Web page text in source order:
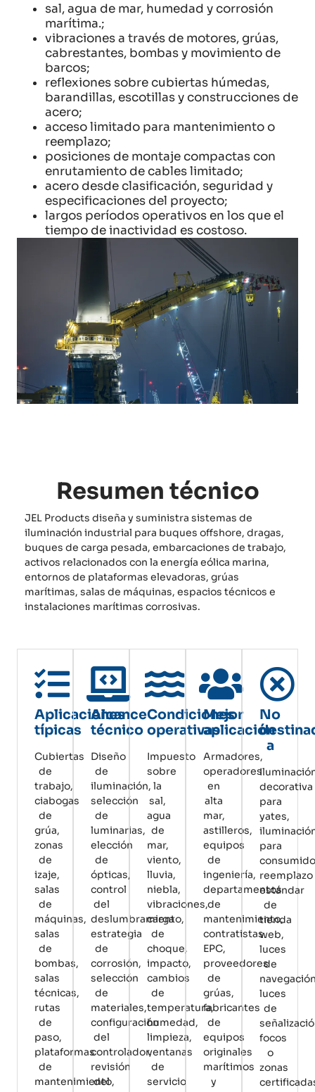
sal, agua de mar, humedad y corrosión
marítima.;
vibraciones a través de motores, grúas,
cabrestantes, bombas y movimiento de
barcos;
reflexiones sobre cubiertas húmedas,
barandillas, escotillas y construcciones de
acero;
acceso limitado para mantenimiento o
reemplazo;
posiciones de montaje compactas con
enrutamiento de cables limitado;
acero desde clasificación, seguridad y
especificaciones del proyecto;
largos períodos operativos en los que el
tiempo de inactividad es costoso.
Resumen técnico
JEL Products diseña y suministra sistemas de
iluminación industrial para buques offshore, dragas,
buques de carga pesada, embarcaciones de trabajo,
activos relacionados con la energía eólica marina,
entornos de plataformas elevadoras, grúas
marítimas, salas de máquinas, espacios técnicos e
instalaciones marítimas corrosivas.
Aplicaciones
típicas
Cubiertas
de
trabajo,
ciabogas
de
grúa,
zonas
de
izaje,
salas
de
máquinas,
salas
de
bombas,
salas
técnicas,
rutas
de
paso,
plataformas
de
mantenimiento,
Alcance
técnico
Diseño
de
iluminación,
selección
de
luminarias,
elección
de
ópticas,
control
del
deslumbramiento,
estrategia
de
corrosión,
selección
de
materiales,
configuración
del
controlador,
revisión
del
Condiciones
operativas
Impuesto
sobre
la
sal,
agua
de
mar,
viento,
lluvia,
niebla,
vibraciones,
carga
de
choque,
impacto,
cambios
de
temperatura,
humedad,
limpieza,
ventanas
de
servicio
Mejor
aplicación
Armadores,
operadores
en
alta
mar,
astilleros,
equipos
de
ingeniería,
departamentos
de
mantenimiento,
contratistas
EPC,
proveedores
de
grúas,
fabricantes
de
equipos
originales
marítimos
y
No
a
decorativa
para
yates,
para
reemplazo
estándar
de
tienda
web,
luces
de
luces
de
focos
o
zonas